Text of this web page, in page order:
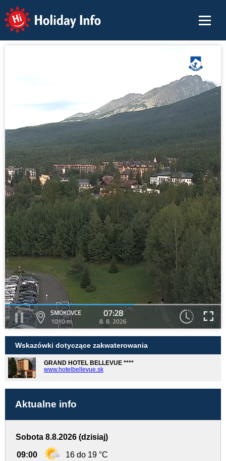
Holiday Info
SMOKOVCE
1010 m
07:28
8. 8. 2026
Wskazówki dotyczące zakwaterowania
GRAND HOTEL BELLEVUE ****
www.hotelbellevue.sk
Aktualne info
Sobota 8.8.2026 (dzisiaj)
09:00 16 do 19 °C